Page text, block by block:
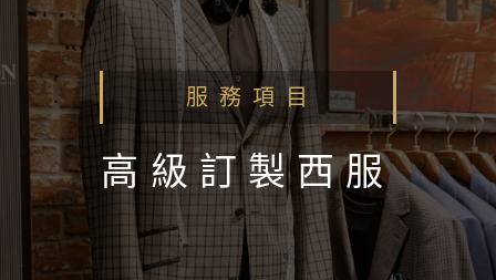
服 務 項 目
高級訂製西服